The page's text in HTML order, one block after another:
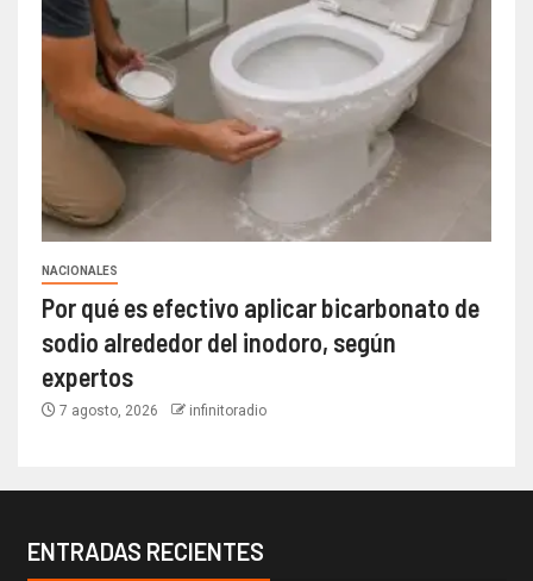
NACIONALES
Por qué es efectivo aplicar bicarbonato de
sodio alrededor del inodoro, según
expertos
7 agosto, 2026 infinitoradio
ENTRADAS RECIENTES